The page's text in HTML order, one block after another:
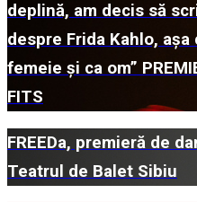
deplină, am decis să
despre Frida Kahlo,
femeie și ca om”
FITS
FREEDa, premieră de
Teatrul de Balet Sibiu